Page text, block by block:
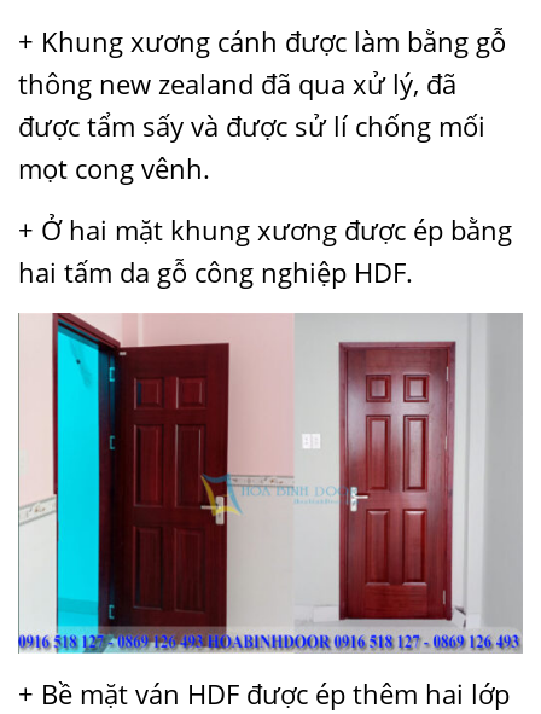
+ Khung xương cánh được làm bằng gỗ
thông new zealand đã qua xử lý, đã
được tẩm sấy và được sử lí chống mối
mọt cong vênh.
+ Ở hai mặt khung xương được ép bằng
hai tấm da gỗ công nghiệp HDF.
+ Bề mặt ván HDF được ép thêm hai lớp